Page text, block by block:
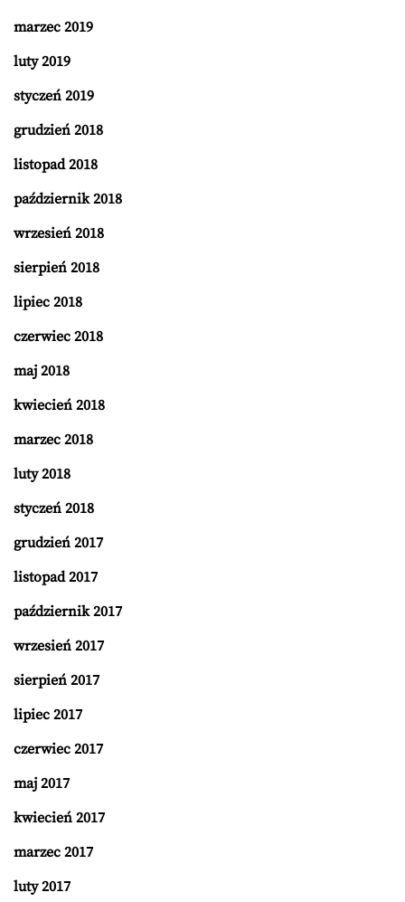
marzec 2019
luty 2019
styczeń 2019
grudzień 2018
listopad 2018
październik 2018
wrzesień 2018
sierpień 2018
lipiec 2018
czerwiec 2018
maj 2018
kwiecień 2018
marzec 2018
luty 2018
styczeń 2018
grudzień 2017
listopad 2017
październik 2017
wrzesień 2017
sierpień 2017
lipiec 2017
czerwiec 2017
maj 2017
kwiecień 2017
marzec 2017
luty 2017